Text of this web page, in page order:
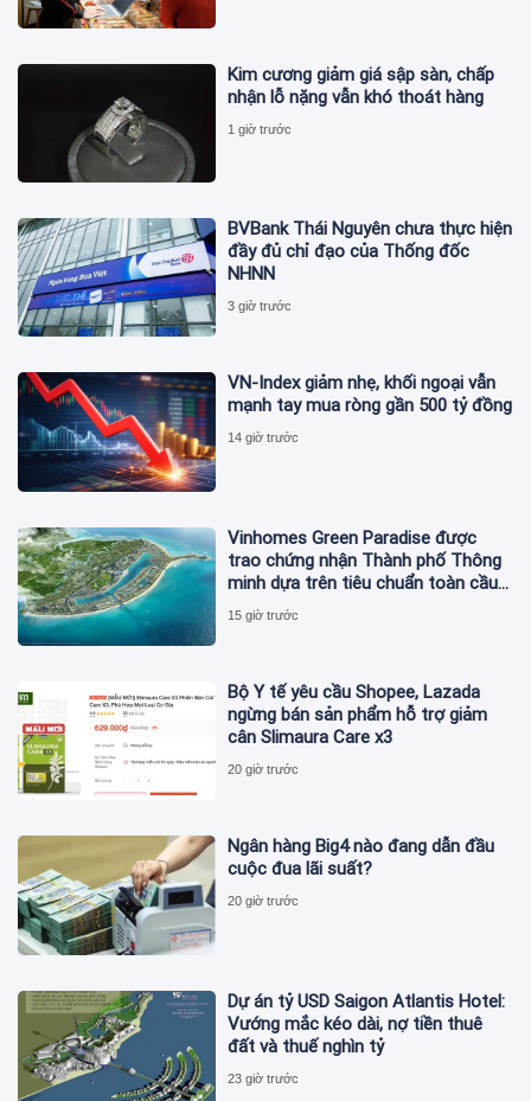
Kim cương giảm giá sập sàn, chấp
nhận lỗ nặng vẫn khó thoát hàng
1 giờ trước
BVBank Thái Nguyên chưa thực hiện
đầy đủ chỉ đạo của Thống đốc
NHNN
3 giờ trước
VN-Index giảm nhẹ, khối ngoại vẫn
mạnh tay mua ròng gần 500 tỷ đồng
14 giờ trước
Vinhomes Green Paradise được
trao chứng nhận Thành phố Thông
minh dựa trên tiêu chuẩn toàn cầu
ISO 37122
15 giờ trước
Bộ Y tế yêu cầu Shopee, Lazada
ngừng bán sản phẩm hỗ trợ giảm
cân Slimaura Care x3
20 giờ trước
Ngân hàng Big4 nào đang dẫn đầu
cuộc đua lãi suất?
20 giờ trước
Dự án tỷ USD Saigon Atlantis Hotel:
Vướng mắc kéo dài, nợ tiền thuê
đất và thuế nghìn tỷ
23 giờ trước